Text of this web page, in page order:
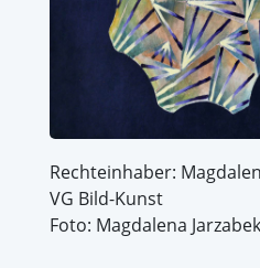
Rechteinhaber:
VG Bild-Kunst
Foto: Magdalena Jarzabek